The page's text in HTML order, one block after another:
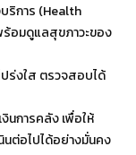
บริการ (Health
ร้อมดูแลสุขภาวะของ
ปร่งใส ตรวจสอบได้
นการคลัง เพื่อให้
นต่อไปได้อย่างมั่นคง